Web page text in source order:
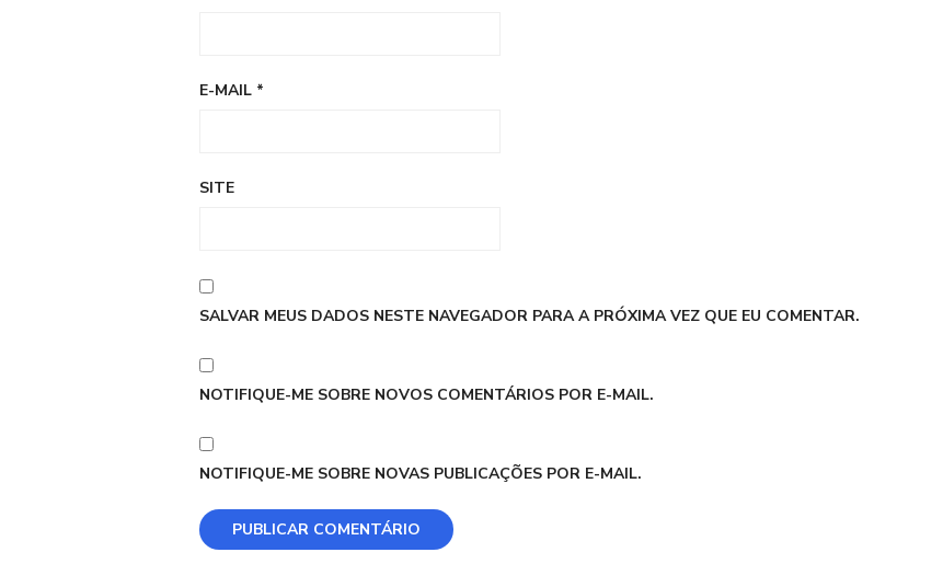
E-MAIL *
SITE
SALVAR MEUS DADOS NESTE NAVEGADOR PARA A PRÓXIMA VEZ QUE EU COMENTAR.
NOTIFIQUE-ME SOBRE NOVOS COMENTÁRIOS POR E-MAIL.
NOTIFIQUE-ME SOBRE NOVAS PUBLICAÇÕES POR E-MAIL.